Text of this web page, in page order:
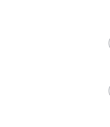
ποτέ
αυτοί που το
το άφησα να